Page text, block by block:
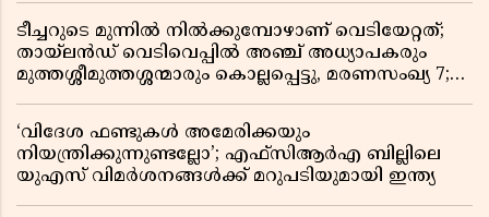
ടീച്ചറുടെ മുന്നിൽ നിൽക്കുമ്പോഴാണ് വെടിയേറ്റത്;
തായ്‌ലൻഡ് വെടിവെപ്പിൽ അഞ്ച് അധ്യാപകരും
മുത്തശ്ശീമുത്തശ്ശന്മാരും കൊല്ലപ്പെട്ടു, മരണസംഖ്യ 7;
‘വിദേശ ഫണ്ടുകൾ അമേരിക്കയും
നിയന്ത്രിക്കുന്നുണ്ടല്ലോ’; എഫ്സിആർഎ ബില്ലിലെ
യുഎസ് വിമർശനങ്ങൾക്ക് മറുപടിയുമായി ഇന്ത്യ